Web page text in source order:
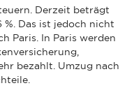
Derzeit beträgt
Das ist jedoch nicht
Paris. In Paris werden
bezahlt. Umzug nach